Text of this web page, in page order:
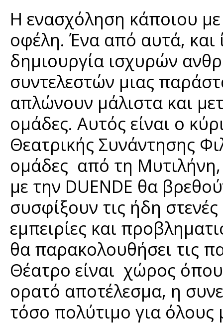
Η ενασχόληση κάποιου
οφέλη. Ένα από αυτά, και
δημιουργία ισχυρών
συντελεστών μιας
απλώνουν μάλιστα και
ομάδες. Αυτός είναι ο
Θεατρικής Συνάντησης
ομάδες από τη
με την DUENDE θα
συσφίξουν τις ήδη
εμπειρίες και
θα παρακολουθήσει τις
Θέατρο είναι χώρος
ορατό αποτέλεσμα, η
τόσο πολύτιμο για όλους